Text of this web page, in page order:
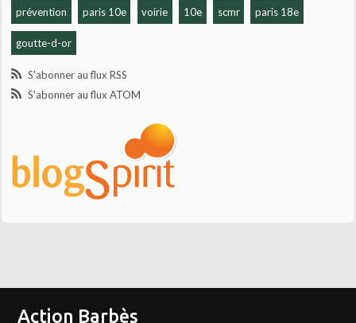
prévention paris 10e voirie 10e scmr paris 18e
goutte-d-or
S'abonner au flux RSS
S'abonner au flux ATOM
Action Barbès